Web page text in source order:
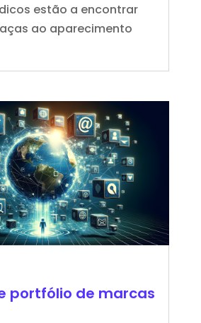
estão a encontrar
ao aparecimento
portfólio de marcas